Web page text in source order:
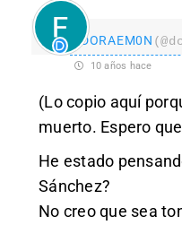
DORAEM0N
10 años hace
(Lo copio aquí
muerto. Espero
He estado
Sánchez?
No creo que sea